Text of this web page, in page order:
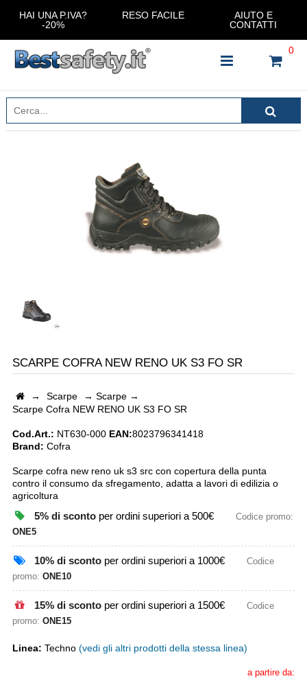
HAI UNA P.IVA?
-20%
RESO FACILE
AIUTO E
CONTATTI
0
INSERISCI IL NOME DEL PRODOTTO CHE STAI
CERCANDO
CHIUDI RICERCA
SCARPE COFRA NEW RENO UK S3 FO SR
→ Scarpe → Scarpe→
Scarpe Cofra NEW RENO UK S3 FO SR
Cod.Art.: NT630-000 EAN:8023796341418
Brand: Cofra
Scarpe cofra new reno uk s3 src con copertura della punta
contro il consumo da sfregamento, adatta a lavori di edilizia o
agricoltura
5% di scontoper ordini superiori a 500€
Codice promo:
ONE5
10% di scontoper ordini superiori a 1000€
Codice
promo: ONE10
15% di scontoper ordini superiori a 1500€
Codice
promo: ONE15
Linea: Techno (vedi gli altri prodotti della stessa linea)
a partire da: